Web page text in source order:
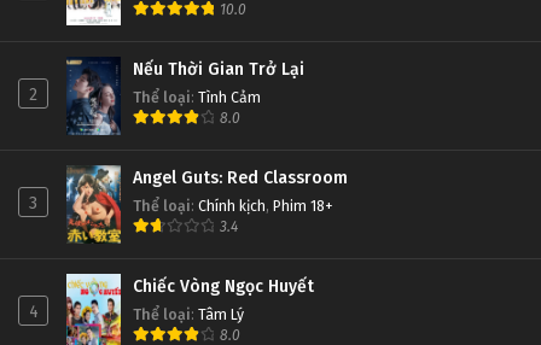
10.0
2
Nếu Thời Gian Trở Lại
Thể loại: Tình Cảm
8.0
3
Angel Guts: Red Classroom
Thể loại: Chính kịch, Phim 18+
3.4
4
Chiếc Vòng Ngọc Huyết
Thể loại: Tâm Lý
8.0